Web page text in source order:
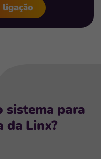
ligação
sistema para
da Linx?